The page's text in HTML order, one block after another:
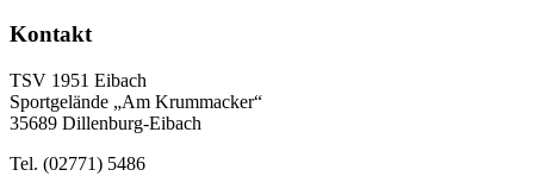
Kontakt
TSV 1951 Eibach
Sportgelände „Am Krummacker“
35689 Dillenburg-Eibach
Tel. (02771) 5486